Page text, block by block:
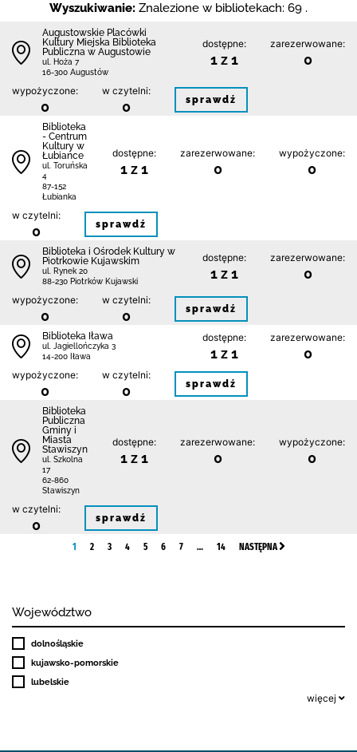
Wyszukiwanie: Znalezione w bibliotekach: 69 .
Augustowskie Placówki
Kultury Miejska Biblioteka
Publiczna w Augustowie
ul. Hoża 7
16-300 Augustów
dostępne:
1 z 1
zarezerwowane:
0
wypożyczone:
0
w czytelni:
0 sprawdź
Biblioteka
- Centrum
Kultury w
Łubiance
ul. Toruńska
4
87-152
Łubianka
dostępne:
1 z 1
zarezerwowane:
0
wypożyczone:
0
w czytelni:
0 sprawdź
Biblioteka i Ośrodek Kultury w
Piotrkowie Kujawskim
ul. Rynek 20
88-230 Piotrków Kujawski
dostępne:
1 z 1
zarezerwowane:
0
wypożyczone:
0
w czytelni:
0 sprawdź
Biblioteka Iława
ul. Jagiellończyka 3
14-200 Iława
dostępne:
1 z 1
zarezerwowane:
0
wypożyczone:
0
w czytelni:
0 sprawdź
Biblioteka
Publiczna
Gminy i
Miasta
Stawiszyn
ul. Szkolna
17
62-860
Stawiszyn
dostępne:
1 z 1
zarezerwowane:
0
wypożyczone:
0
w czytelni:
0 sprawdź
1 2 3 4 5 6 7 … 14 NASTĘPNA
Województwo
dolnośląskie
kujawsko-pomorskie
lubelskie
więcej